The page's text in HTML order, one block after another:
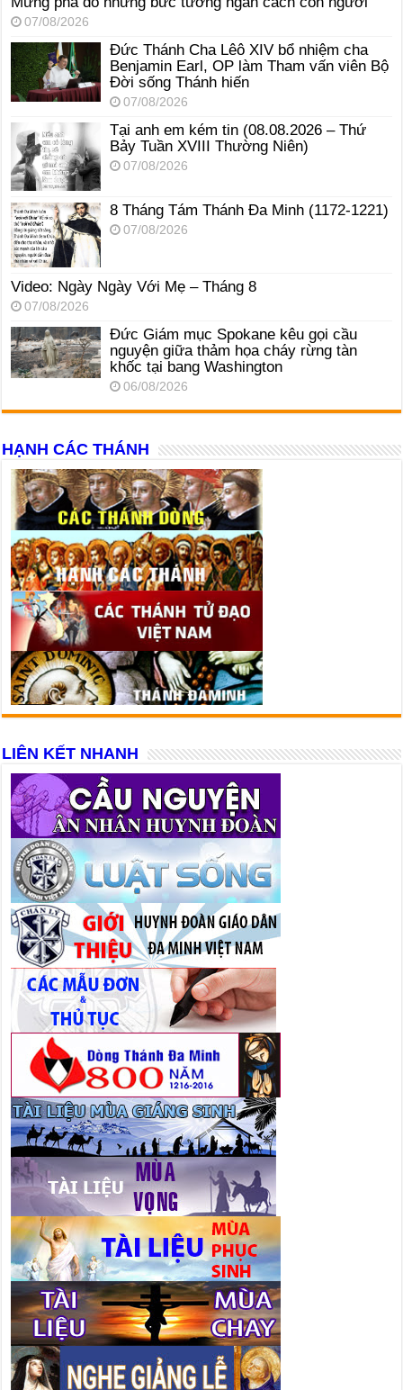
07/08/2026
Đức Thánh Cha Lêô XIV bổ nhiệm cha
Benjamin Earl, OP làm Tham vấn viên Bộ
Đời sống Thánh hiến
07/08/2026
Tại anh em kém tin (08.08.2026 – Thứ
Bảy Tuần XVIII Thường Niên)
07/08/2026
8 Tháng Tám Thánh Ða Minh (1172-1221)
07/08/2026
Video: Ngày Ngày Với Mẹ – Tháng 8
07/08/2026
Đức Giám mục Spokane kêu gọi cầu
nguyện giữa thảm họa cháy rừng tàn
khốc tại bang Washington
06/08/2026
HẠNH CÁC THÁNH
LIÊN KẾT NHANH